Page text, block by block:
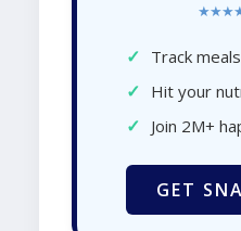
✓ Track
✓ Hit your
✓ Join 2M+
GET